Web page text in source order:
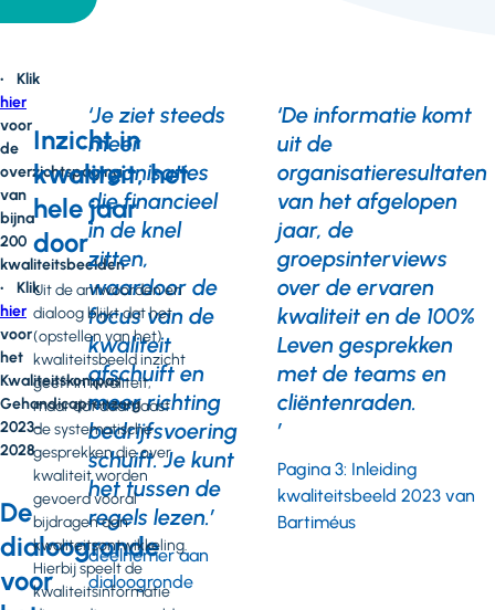
• Klik
hier
voor
de
overzichtspagina
van
bijna
200
kwaliteitsbeelden
• Klik
hier
voor
het
Kwaliteitskompas
Gehandicaptenzorg
2023-
2028
De
dialoogronde
voor
‘Je ziet steeds
meer
organisaties
die financieel
in de knel
zitten,
waardoor de
focus van de
kwaliteit
afschuift en
meer richting
bedrijfsvoering
schuift. Je kunt
het tussen de
regels lezen.’
deelnemer aan
dialoogronde
Inzicht in
kwaliteit, het
hele jaar
door
Uit de antwoorden en
dialoog blijkt dat het
(opstellen van het)
kwaliteitsbeeld inzicht
geeft in kwaliteit,
maar dat daarnaast
de systematische
gesprekken die over
kwaliteit worden
gevoerd vooral
bijdragen aan
kwaliteitsontwikkeling.
Hierbij speelt de
kwaliteitsinformatie
‘De informatie komt
uit de
organisatieresultaten
van het afgelopen
jaar, de
groepsinterviews
over de ervaren
kwaliteit en de 100%
Leven gesprekken
met de teams en
cliëntenraden.
’
Pagina 3: Inleiding
kwaliteitsbeeld 2023 van
Bartiméus